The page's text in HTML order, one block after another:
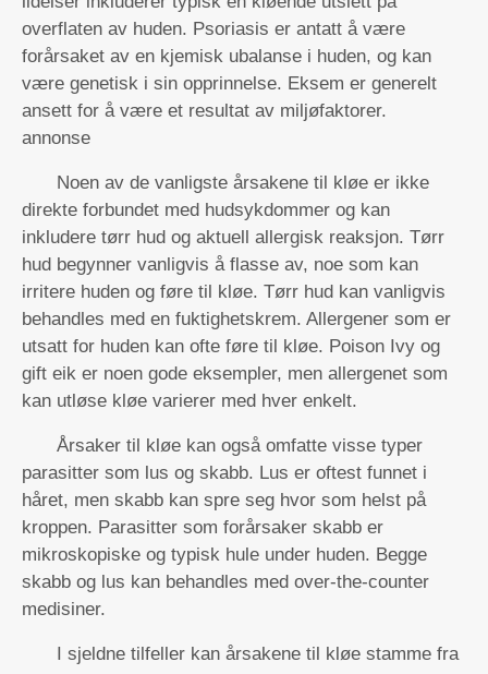
overflaten av huden. Psoriasis er antatt å være
forårsaket av en kjemisk ubalanse i huden, og kan
være genetisk i sin opprinnelse. Eksem er generelt
ansett for å være et resultat av miljøfaktorer.
annonse
Noen av de vanligste årsakene til kløe er ikke
direkte forbundet med hudsykdommer og kan
inkludere tørr hud og aktuell allergisk reaksjon. Tørr
hud begynner vanligvis å flasse av, noe som kan
irritere huden og føre til kløe. Tørr hud kan vanligvis
behandles med en fuktighetskrem. Allergener som er
utsatt for huden kan ofte føre til kløe. Poison Ivy og
gift eik er noen gode eksempler, men allergenet som
kan utløse kløe varierer med hver enkelt.
Årsaker til kløe kan også omfatte visse typer
parasitter som lus og skabb. Lus er oftest funnet i
håret, men skabb kan spre seg hvor som helst på
kroppen. Parasitter som forårsaker skabb er
mikroskopiske og typisk hule under huden. Begge
skabb og lus kan behandles med over-the-counter
medisiner.
I sjeldne tilfeller kan årsakene til kløe stamme fra